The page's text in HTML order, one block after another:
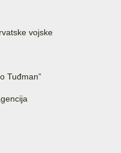
vojske
Tuđman”